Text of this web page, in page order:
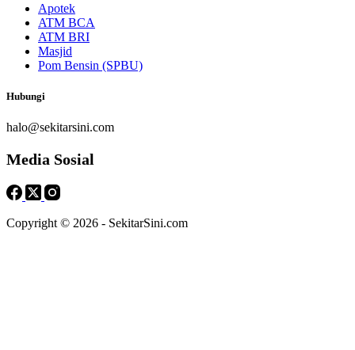
Apotek
ATM BCA
ATM BRI
Masjid
Pom Bensin (SPBU)
Hubungi
halo@sekitarsini.com
Media Sosial
Copyright © 2026 - SekitarSini.com